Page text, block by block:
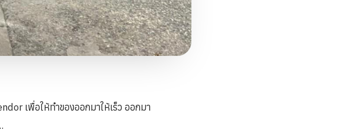
เพื่อให้ทำของออกมาให้เร็ว ออกมา